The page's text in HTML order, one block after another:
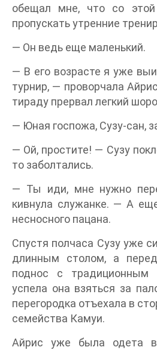
обещал мне, что со
пропускать утренние
— Он ведь еще маленький.
— В его возрасте я уже
турнир, — проворчала
тираду прервал легкий
— Юная госпожа, Сузу-сан,
— Ой, простите! — Сузу
то заболтались.
— Ты иди, мне нужно
кивнула служанке. — А
несносного пацана.
Спустя полчаса Сузу уже
длинным столом, а
поднос с традиционным
успела она взяться за
перегородка отъехала в
семейства Камуи.
Айрис уже была одета